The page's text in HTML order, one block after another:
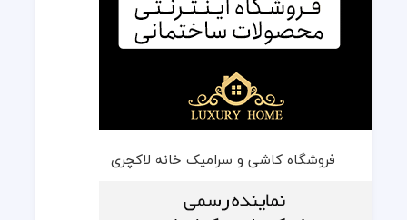
فروشگاه کاشی و سرامیک خانه لاکچری